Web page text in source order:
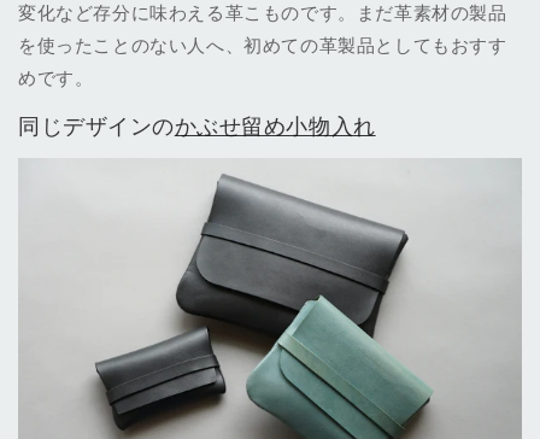
変化など存分に味わえる革こものです。まだ革素材の製品
を使ったことのない人へ、初めての革製品としてもおすす
めです。
同じデザインのかぶせ留め小物入れ